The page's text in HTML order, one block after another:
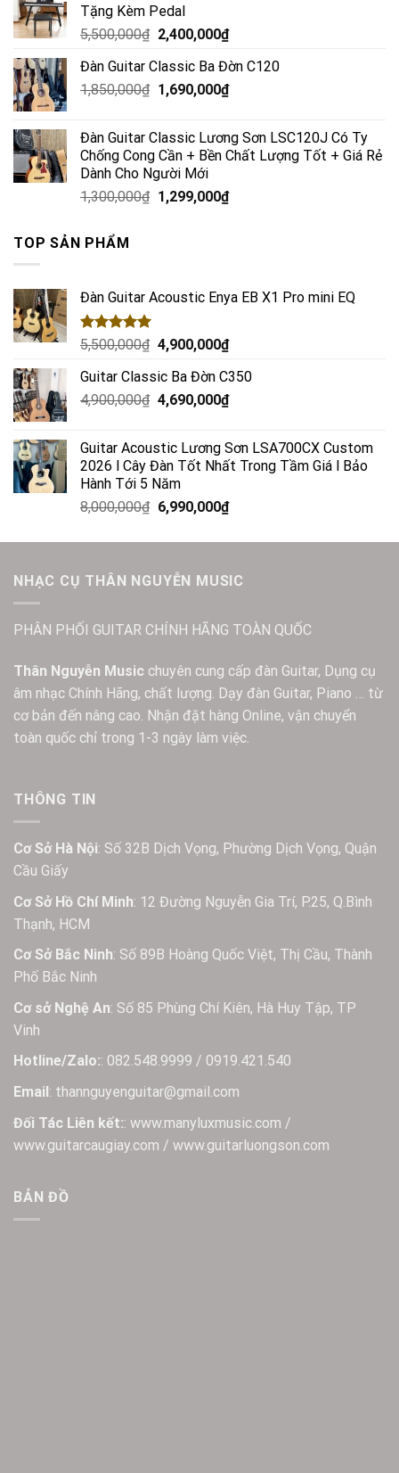
Tặng Kèm Pedal
5,500,000₫ 2,400,000₫
Đàn Guitar Classic Ba Đờn C120
1,850,000₫ 1,690,000₫
Đàn Guitar Classic Lương Sơn LSC120J Có Ty
Chống Cong Cần + Bền Chất Lượng Tốt + Giá Rẻ
Dành Cho Người Mới
1,300,000₫ 1,299,000₫
TOP SẢN PHẨM
Đàn Guitar Acoustic Enya EB X1 Pro mini EQ
Rated5.00
5,500,000₫ 4,900,000₫
Guitar Classic Ba Đờn C350
4,900,000₫ 4,690,000₫
Guitar Acoustic Lương Sơn LSA700CX Custom
2026 l Cây Đàn Tốt Nhất Trong Tầm Giá l Bảo
Hành Tới 5 Năm
8,000,000₫ 6,990,000₫
NHẠC CỤ THÂN NGUYỄN MUSIC
PHÂN PHỐI GUITAR CHÍNH HÃNG TOÀN QUỐC
Thân Nguyễn Music chuyên cung cấp đàn Guitar, Dụng cụ
âm nhạc Chính Hãng, chất lượng. Dạy đàn Guitar, Piano … từ
cơ bản đến nâng cao. Nhận đặt hàng Online, vận chuyển
toàn quốc chỉ trong 1-3 ngày làm việc.
THÔNG TIN
Cơ Sở Hà Nội: Số 32B Dịch Vọng, Phường Dịch Vọng, Quận
Cầu Giấy
Cơ Sở Hồ Chí Minh: 12 Đường Nguyễn Gia Trí, P.25, Q.Bình
Thạnh, HCM
Cơ Sở Bắc Ninh: Số 89B Hoàng Quốc Việt, Thị Cầu, Thành
Phố Bắc Ninh
Cơ sở Nghệ An: Số 85 Phùng Chí Kiên, Hà Huy Tập, TP
Vinh
Hotline/Zalo:: 082.548.9999 / 0919.421.540
Email: thannguyenguitar@gmail.com
Đối Tác Liên kết:: www.manyluxmusic.com /
www.guitarcaugiay.com / www.guitarluongson.com
BẢN ĐỒ